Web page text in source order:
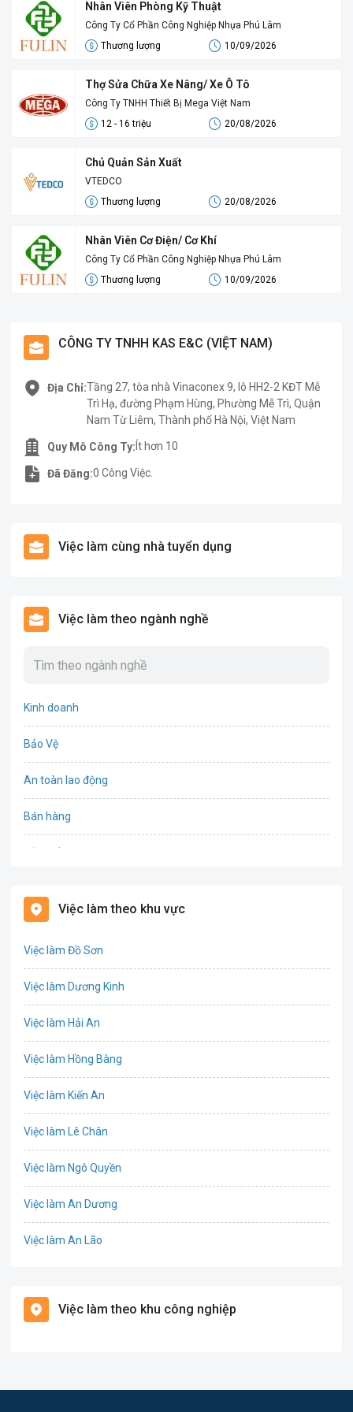
Nhân Viên Phòng Kỹ Thuật
Công Ty Cổ Phần Công Nghiệp Nhựa Phú Lâm
Thương lượng
10/09/2026
Thợ Sửa Chữa Xe Nâng/ Xe Ô Tô
Công Ty TNHH Thiết Bị Mega Việt Nam
12 - 16 triệu
20/08/2026
Chủ Quản Sản Xuất
VTEDCO
Thương lượng
20/08/2026
Nhân Viên Cơ Điện/ Cơ Khí
Công Ty Cổ Phần Công Nghiệp Nhựa Phú Lâm
Thương lượng
10/09/2026
CÔNG TY TNHH KAS E&C (VIỆT NAM)
Địa Chỉ:Tầng 27, tòa nhà Vinaconex 9, lô HH2-2 KĐT Mễ
Trì Hạ, đường Phạm Hùng, Phường Mễ Trì, Quận
Nam Từ Liêm, Thành phố Hà Nội, Việt Nam
Quy Mô Công Ty: Ít hơn 10
Đã Đăng:0 Công Việc.
Việc làm cùng nhà tuyển dụng
Việc làm theo ngành nghề
Kinh doanh
Bảo Vệ
An toàn lao động
Bán hàng
Biên phiên dịch
Văn Phòng
Việc làm theo khu vực
Việc làm Đồ Sơn
Việc làm Dương Kinh
Việc làm Hải An
Việc làm Hồng Bàng
Việc làm Kiến An
Việc làm Lê Chân
Việc làm Ngô Quyền
Việc làm An Dương
Việc làm An Lão
Việc làm Cát Hải
Việc làm theo khu công nghiệp